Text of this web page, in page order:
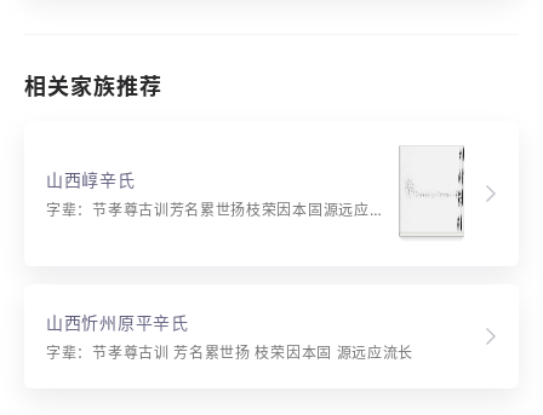
相关家族推荐
山西崞辛氏
字辈：节孝尊古训芳名累世扬枝荣因本固源远应流长
山西忻州原平辛氏
字辈：节孝尊古训 芳名累世扬 枝荣因本固 源远应流长